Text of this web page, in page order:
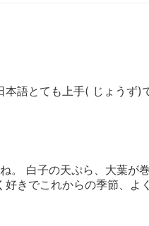
本語とても上手( じょうず)
。 白子の天ぷら、大葉が
好きでこれからの季節、よ